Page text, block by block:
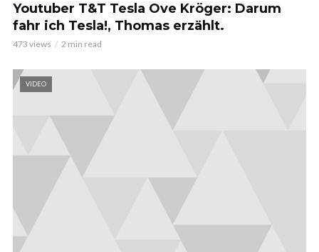
Youtuber T&T Tesla Ove Kröger: Darum
fahr ich Tesla!, Thomas erzählt.
473 views 2 min read
VIDEO